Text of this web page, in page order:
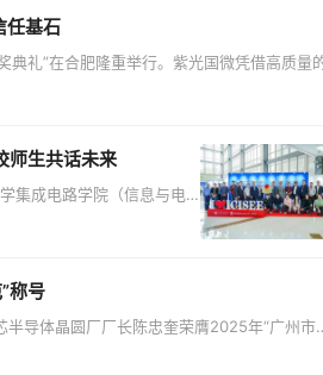
任基石
礼”在合肥隆重举行。紫光国微凭借高质量
的扎实成果，再次获得资本市场的高度认可。
师生共话未来
集成电路学院（信息与电
章——新一代信息技术下的
称号
导体晶圆厂厂长陈忠奎荣膺2025年“广州市
国初心，以“捧着一颗心来”的赤诚奉献于国产